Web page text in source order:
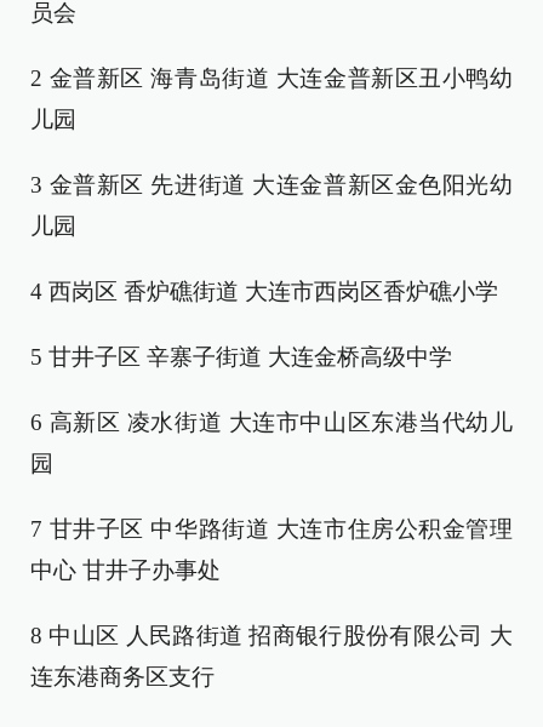
员会
2 金普新区 海青岛街道 大连金普新区丑小鸭幼
儿园
3 金普新区 先进街道 大连金普新区金色阳光幼
儿园
4 西岗区 香炉礁街道 大连市西岗区香炉礁小学
5 甘井子区 辛寨子街道 大连金桥高级中学
6 高新区 凌水街道 大连市中山区东港当代幼儿
园
7 甘井子区 中华路街道 大连市住房公积金管理
中心 甘井子办事处
8 中山区 人民路街道 招商银行股份有限公司 大
连东港商务区支行